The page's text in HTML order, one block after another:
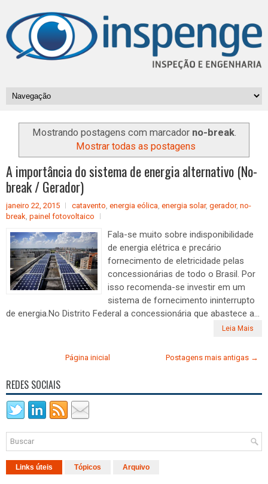
Mostrando postagens com marcador no-break.
Mostrar todas as postagens
A importância do sistema de energia alternativo (No-
break / Gerador)
janeiro 22, 2015 catavento energia eólica energia solar, gerador, no-
break painel fotovoltaico
Fala-se muito sobre indisponibilidade
de energia elétrica e precário
fornecimento de eletricidade pelas
concessionárias de todo o Brasil. Por
isso recomenda-se investir em um
sistema de fornecimento ininterrupto
de energia.No Distrito Federal a concessionária que abastece a...
Leia Mais
Postagens mais antigas →
Página inicial
REDES SOCIAIS
Links úteis Tópicos Arquivo